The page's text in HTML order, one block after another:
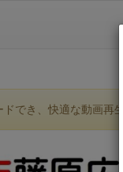
でき、快適な動画再